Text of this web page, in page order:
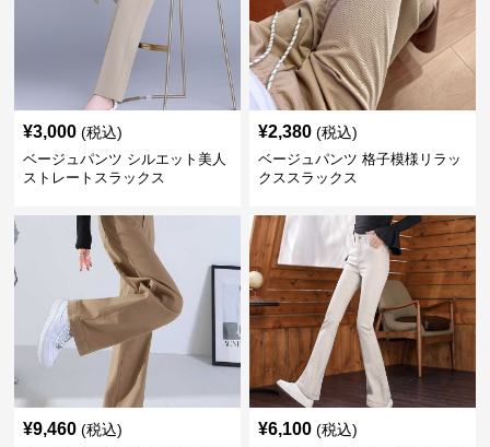
¥3,000 (税込)
ベージュパンツ シルエット美人
ストレートスラックス
¥2,380 (税込)
ベージュパンツ 格子模様リラッ
クススラックス
¥9,460 (税込) ¥6,100 (税込)